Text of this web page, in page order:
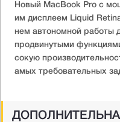
Новый MacBook Pro с
им дисплеем Liquid
нем автономной работы
продвинутыми
сокую
амых требовательных